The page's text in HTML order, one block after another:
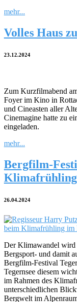
mehr...
Volles Haus
23.12.2024
Zum Kurzfilmabend
Foyer im Kino in
und Cineasten aller
Cinemagine hatte zu
eingeladen.
mehr...
Bergfilm-
Klimafrühling
26.04.2024
Der Klimawandel wird
Bergsport- und damit
Bergfilm-Festival
Tegernsee diesem
im Rahmen des
unterschiedlichen
Bergwelt im